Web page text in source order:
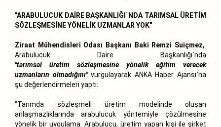
"ARABULUCUK DAİRE BAŞKANLIĞI`NDA TARIMSAL ÜRETİM
SÖZLEŞMESİNE YÖNELİK UZMANLAR YOK"
Ziraat Mühendisleri Odası
Başkanı Baki Remzi Suiçmez,
Arabulucuk Daire Başkanlığı`nda
"tarımsal üretim sözleşmesine yönelik eğitim verecek
uzmanların olmadığını" vurgulayarak ANKA Haber Ajansı`na
şu değerlendirmeleri yaptı:
"Tarımda sözleşmeli üretim modelinde oluşan
anlaşmazlıklarında arabulucuk yöntemiyle çözülmesine
yönelik bir uygulama. Arabulucu, üretim yapan kişi ile şirket